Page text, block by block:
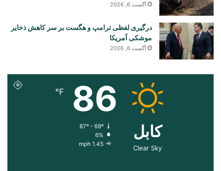
آگست 6, 2026
درگیری لفظی ترامپ و هگست بر سر کاهش ذخایر
موشکی آمریکا
آگست 6, 2026
کابل
Clear Sky
86
℉
87º - 69º
6%
1.45 mph